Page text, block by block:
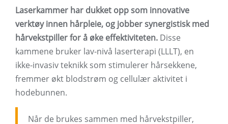
Laserkammer har dukket opp som innovative
verktøy innen hårpleie, og jobber synergistisk med
hårvekstpiller for å øke effektiviteten. Disse
kammene bruker lav-nivå laserterapi (LLLT), en
ikke-invasiv teknikk som stimulerer hårsekkene,
fremmer økt blodstrøm og cellulær aktivitet i
hodebunnen.
Når de brukes sammen med hårvekstpiller,